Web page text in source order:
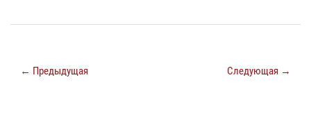
← Предыдущая Следующая →